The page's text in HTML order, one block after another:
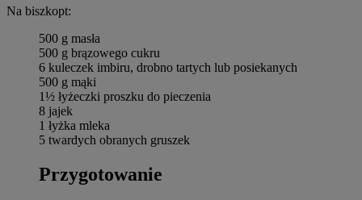
Na biszkopt:
500 g masła
500 g brązowego cukru
6 kuleczek imbiru, drobno tartych lub posiekanych
500 g mąki
1½ łyżeczki proszku do pieczenia
8 jajek
1 łyżka mleka
5 twardych obranych gruszek
Przygotowanie